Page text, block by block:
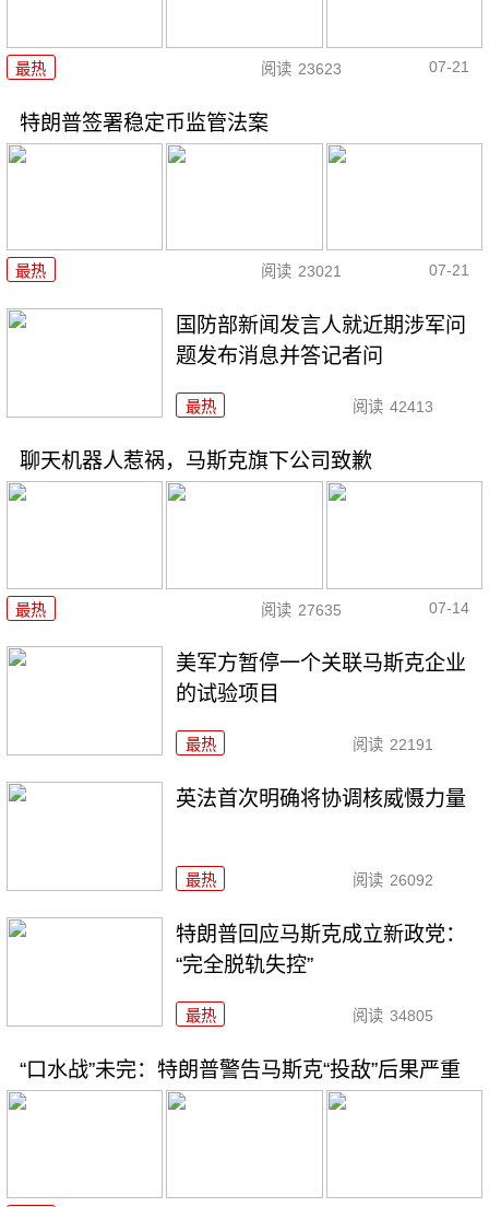
最热 阅读 23623 07-21
特朗普签署稳定币监管法案
最热 阅读 23021 07-21
国防部新闻发言人就近期涉军问
题发布消息并答记者问
最热 阅读 42413
聊天机器人惹祸，马斯克旗下公司致歉
最热 阅读 27635 07-14
美军方暂停一个关联马斯克企业
的试验项目
最热 阅读 22191
英法首次明确将协调核威慑力量
最热 阅读 26092
特朗普回应马斯克成立新政党：
“完全脱轨失控”
最热 阅读 34805
“口水战”未完：特朗普警告马斯克“投敌”后果严重